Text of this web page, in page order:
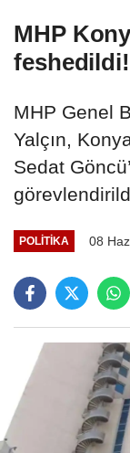
MHP
feshedildi!
MHP Genel
Yalçın,
Sedat
POLITIKA 08